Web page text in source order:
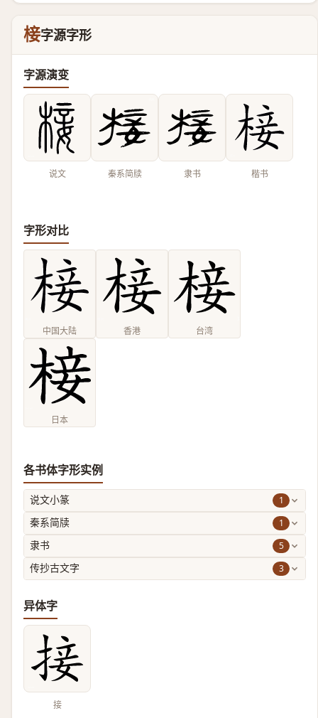
椄字源字形
字源演变
说文 秦系简牍 隶书 楷书
字形对比
中国大陆 香港 台湾
日本
各书体字形实例
说文小篆 1
秦系简牍 1
隶书 5
传抄古文字 3
异体字
接